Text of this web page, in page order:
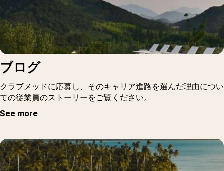
ブログ
クラブメッドに応募し、そのキャリア進路を選んだ理由につい
ての従業員のストーリーをご覧ください。
See more